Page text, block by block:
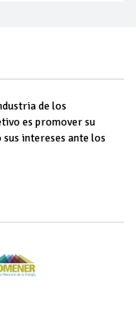
de los
es promover su
intereses ante los